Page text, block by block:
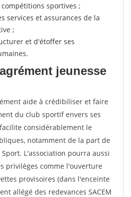
compétitions sportives ;
services et assurances de la
;
et d'étoffer ses
jeunesse
aide à crédibiliser et faire
du club sportif envers ses
considérablement le
notamment de la part de
L'association pourra aussi
privilèges comme l'ouverture
provisoires (dans l'enceinte
allégé des redevances SACEM